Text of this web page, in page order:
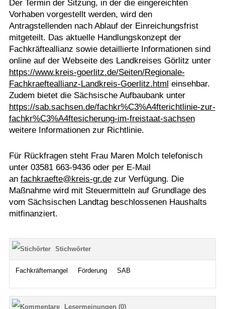
Der Termin der Sitzung, in der die eingereichten
Vorhaben vorgestellt werden, wird den
Antragstellenden nach Ablauf der Einreichungsfrist
mitgeteilt. Das aktuelle Handlungskonzept der
Fachkräfteallianz sowie detaillierte Informationen sind
online auf der Webseite des Landkreises Görlitz unter
https://www.kreis-goerlitz.de/Seiten/Regionale-
Fachkraefteallianz-Landkreis-Goerlitz.html einsehbar.
Zudem bietet die Sächsische Aufbaubank unter
https://sab.sachsen.de/fachkr%C3%A4fterichtlinie-zur-
fachkr%C3%A4ftesicherung-im-freistaat-sachsen
weitere Informationen zur Richtlinie.
Für Rückfragen steht Frau Maren Molch telefonisch
unter 03581 663-9436 oder per E-Mail
an fachkraefte@kreis-gr.dezur Verfügung. Die
Maßnahme wird mit Steuermitteln auf Grundlage des
vom Sächsischen Landtag beschlossenen Haushalts
mitfinanziert.
Stichwörter
Fachkräftemangel Förderung SAB
Lesermeinungen (0)